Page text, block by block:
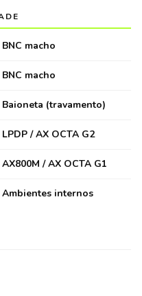
BNC macho
BNC macho
Baioneta (travamento)
LPDP / AX OCTA G2
AX800M / AX OCTA G1
Ambientes internos